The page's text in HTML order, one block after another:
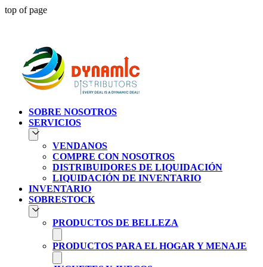
top of page
SOBRE NOSOTROS
SERVICIOS
VENDANOS
COMPRE CON NOSOTROS
DISTRIBUIDORES DE LIQUIDACIÓN
LIQUIDACIÓN DE INVENTARIO
INVENTARIO
SOBRESTOCK
PRODUCTOS DE BELLEZA
PRODUCTOS PARA EL HOGAR Y MENAJE